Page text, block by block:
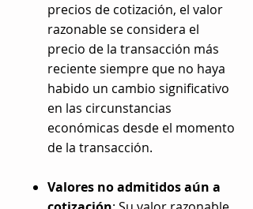
precios de cotización, el valor
razonable se considera el
precio de la transacción más
reciente siempre que no haya
habido un cambio significativo
en las circunstancias
económicas desde el momento
de la transacción.
Valores no admitidos aún a